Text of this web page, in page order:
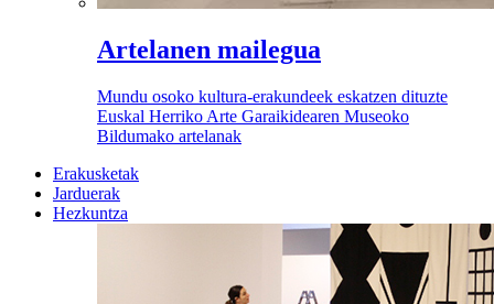
Artelanen mailegua
Mundu osoko kultura-erakundeek eskatzen dituzte
Euskal Herriko Arte Garaikidearen Museoko
Bildumako artelanak
Erakusketak
Jarduerak
Hezkuntza